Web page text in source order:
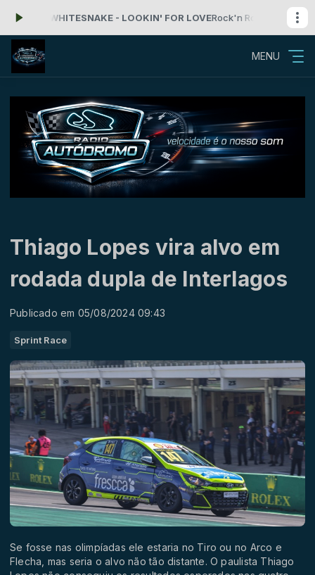
WHITESNAKE - LOOKIN' FOR LOVERock'n Roll com Radio
MENU
Thiago Lopes vira alvo em
rodada dupla de Interlagos
Publicado em 05/08/2024 09:43
Sprint Race
Se fosse nas olimpíadas ele estaria no Tiro ou no Arco e
Flecha, mas seria o alvo não tão distante. O paulista Thiago